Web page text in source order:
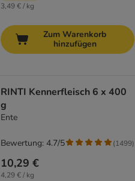
3,49 € / kg
Zum Warenkorb
hinzufügen
RINTI Kennerfleisch 6 x 400
g
Ente
10,29 €
4,29 € / kg
Bewertung: 4.7/5 (1499)